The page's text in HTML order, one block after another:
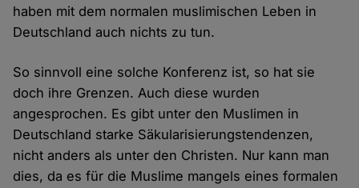
haben mit dem normalen muslimischen Leben in
Deutschland auch nichts zu tun.
So sinnvoll eine solche Konferenz ist, so hat sie
doch ihre Grenzen. Auch diese wurden
angesprochen. Es gibt unter den Muslimen in
Deutschland starke Säkularisierungstendenzen,
nicht anders als unter den Christen. Nur kann man
dies, da es für die Muslime mangels eines formalen